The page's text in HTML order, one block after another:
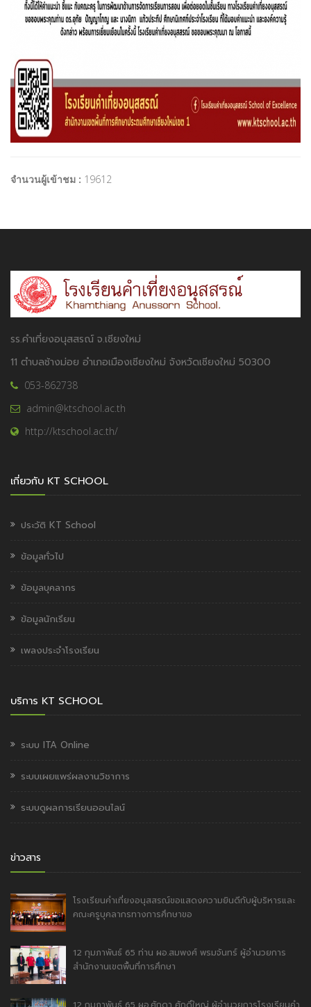
จำนวนผู้เข้าชม : 19612
รร.คำเที่ยงอนุสสรณ์ จ.เชียงใหม่
11 ตำบลช้างม่อย อำเภอเมืองเชียงใหม่ จังหวัดเชียงใหม่ 50300
053-862738
admin@ktschool.ac.th
http://ktschool.ac.th/
เกี่ยวกับ KT SCHOOL
ประวัติ KT School
ข้อมูลทั่วไป
ข้อมูลบุคลากร
ข้อมูลนักเรียน
เพลงประจำโรงเรียน
บริการ KT SCHOOL
ระบบ ITA Online
ระบบเผยแพร่ผลงานวิชาการ
ระบบดูผลการเรียนออนไลน์
ข่าวสาร
โรงเรียนคำเที่ยงอนุสสรณ์ขอแสดงความยินดีกับผู้บริหารและ
คณะครูบุคลากรทางการศึกษาขอ
12 กุมภาพันธ์ 65 ท่าน ผอ.สมพงศ์ พรมจันทร์ ผู้อำนวยการ
สำนักงานเขตพื้นที่การศึกษา